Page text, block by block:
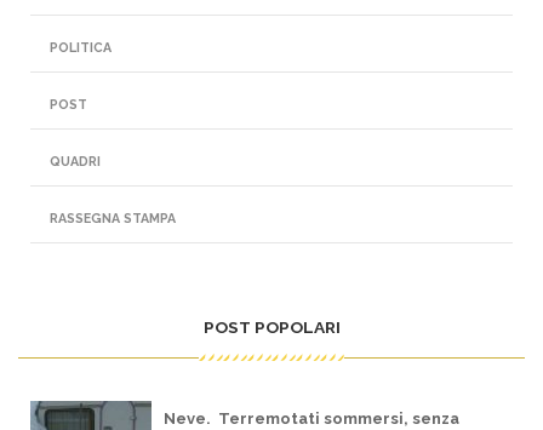
POLITICA
POST
QUADRI
RASSEGNA STAMPA
POST POPOLARI
Neve. Terremotati sommersi, senza